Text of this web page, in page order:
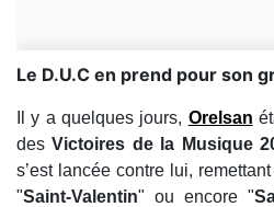
Le D.U.C en prend pour son
Il y a quelques jours, Orelsan
des Victoires de la Musique
s’est lancée contre lui,
"Saint-Valentin" ou encore "